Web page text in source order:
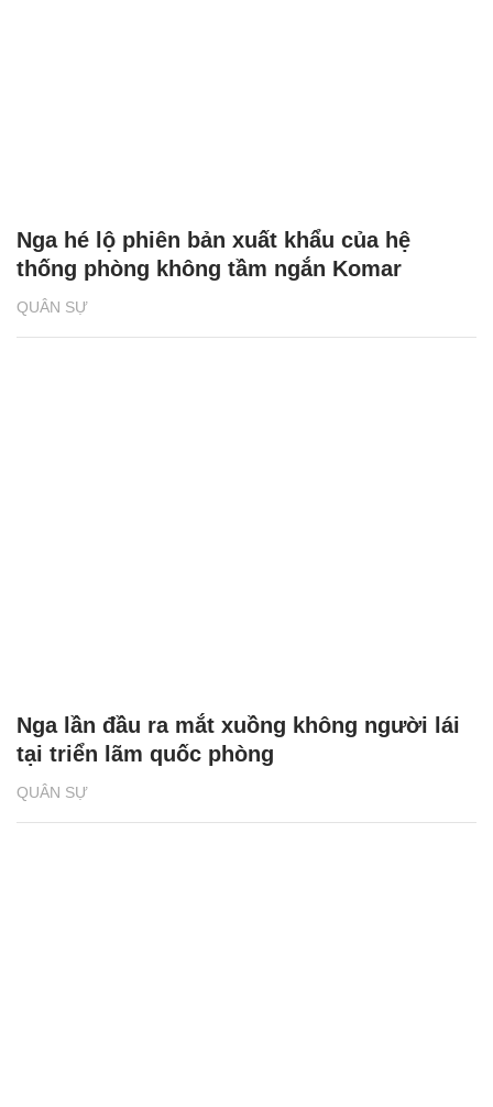
QUÂN SỰ
Nga hé lộ phiên bản xuất khẩu của hệ
thống phòng không tầm ngắn Komar
QUÂN SỰ
Nga lần đầu ra mắt xuồng không người lái
tại triển lãm quốc phòng